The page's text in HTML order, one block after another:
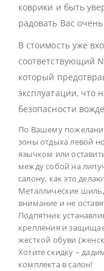
коврики и быть
радовать Вас очень
В стоимость уже
соответствующий
который
эксплуатации, что
безопасности
По Вашему
зоны отдыха левой
язычком или
между собой на
салону, как это
Металлические
внимание и не
Подпятник
крепления и
жесткой обуви
Хотите скидку –
комплекта в салон!